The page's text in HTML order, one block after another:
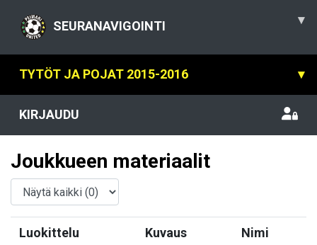
SEURANAVIGOINTI ▾
TYTÖT JA POJAT 2015-2016 ▾
KIRJAUDU
Joukkueen materiaalit
Luokittelu Kuvaus Nimi